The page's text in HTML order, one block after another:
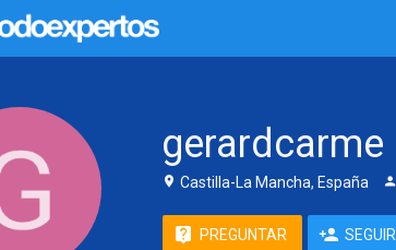
gerardcarme
Castilla-La Mancha, España
PREGUNTAR SEGUIR